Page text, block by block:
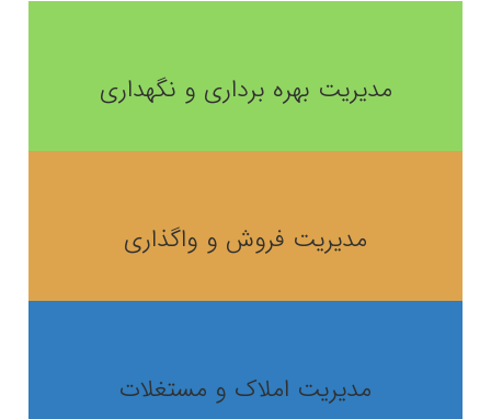
مدیریت بهره برداری و نگهداری
مدیریت فروش و واگذاری
مدیریت املاک و مستغلات